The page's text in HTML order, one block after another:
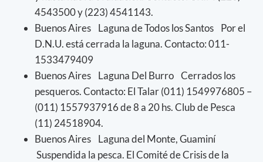
4543500 y (223) 4541143.
Buenos Aires Laguna de Todos los Santos Por el
D.N.U. está cerrada la laguna. Contacto: 011-
1533479409
Buenos Aires Laguna Del Burro Cerrados los
pesqueros. Contacto: El Talar (011) 1549976805 –
(011) 1557937916 de 8 a 20 hs. Club de Pesca
(11) 24518904.
Buenos Aires Laguna del Monte, Guaminí
Suspendida la pesca. El Comité de Crisis de la